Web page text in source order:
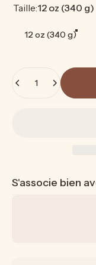
Taille
Taille:12 oz (340 g)
12 oz (340 g)
S'associe bien